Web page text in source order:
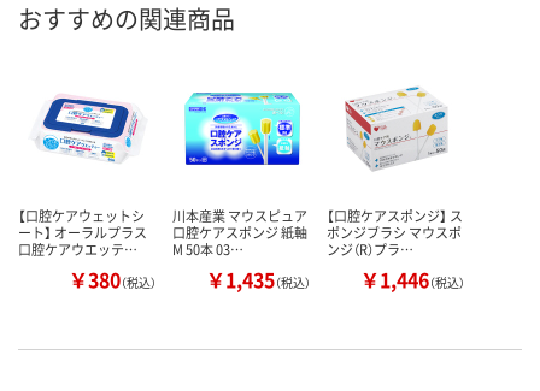
おすすめの関連商品
【口腔ケアウェットシ
ート】 オーラルプラス
口腔ケアウエッテ…
￥380（税込）
川本産業 マウスピュア
口腔ケアスポンジ 紙軸
M 50本 03…
￥1,435（税込）
【口腔ケアスポンジ】 ス
ポンジブラシ マウスポ
ンジ（R）プラ…
￥1,446（税込）